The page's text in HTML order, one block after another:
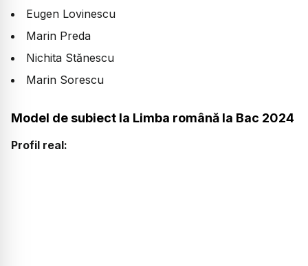
Eugen Lovinescu
Marin Preda
Nichita Stănescu
Marin Sorescu
Model de subiect la Limba română la Bac 2024
Profil real: